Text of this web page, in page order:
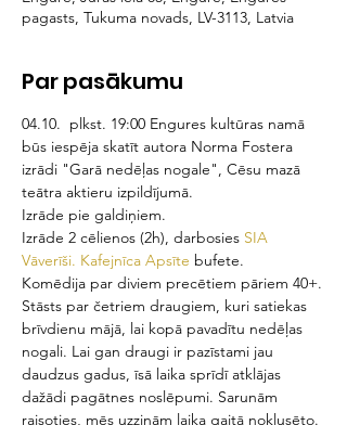
pagasts, Tukuma novads, LV-3113, Latvia
Par pasākumu
04.10.  plkst. 19:00 Engures kultūras namā
būs iespēja skatīt autora Norma Fostera
izrādi "Garā nedēļas nogale", Cēsu mazā
teātra aktieru izpildījumā.
Izrāde pie galdiņiem.
Izrāde 2 cēlienos (2h), darbosies SIA
Vāverīši. Kafejnīca Apsīte bufete.
Komēdija par diviem precētiem pāriem 40+.
Stāsts par četriem draugiem, kuri satiekas
brīvdienu mājā, lai kopā pavadītu nedēļas
nogali. Lai gan draugi ir pazīstami jau
daudzus gadus, īsā laika sprīdī atklājas
dažādi pagātnes noslēpumi. Sarunām
raisoties, mēs uzzinām laika gaitā noklusēto.